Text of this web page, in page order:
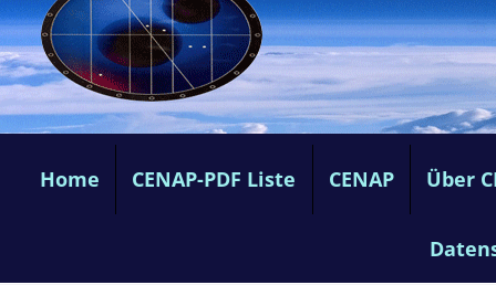
Home CENAP-PDF Liste CENAP Über